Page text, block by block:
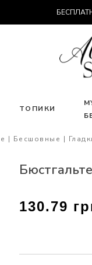
ТОПИКИ
Бесшовные
130.79